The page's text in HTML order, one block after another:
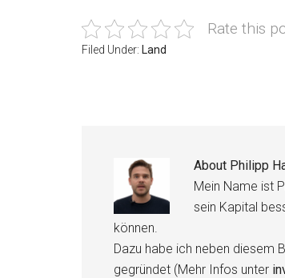
Rate this
Filed Under: Land
About Philipp
Mein Name ist
sein Kapital
können.
Dazu habe ich neben diesem
gegründet (Mehr Infos unter